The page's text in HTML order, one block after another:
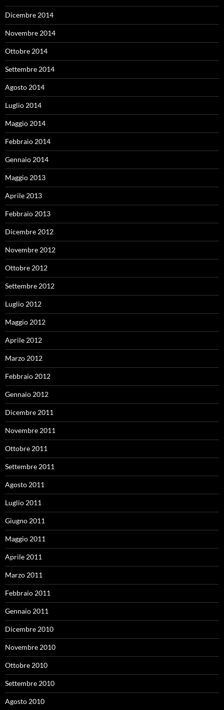
Dicembre 2014
Novembre 2014
Ottobre 2014
Settembre 2014
Agosto 2014
Luglio 2014
Maggio 2014
Febbraio 2014
Gennaio 2014
Maggio 2013
Aprile 2013
Febbraio 2013
Dicembre 2012
Novembre 2012
Ottobre 2012
Settembre 2012
Luglio 2012
Maggio 2012
Aprile 2012
Marzo 2012
Febbraio 2012
Gennaio 2012
Dicembre 2011
Novembre 2011
Ottobre 2011
Settembre 2011
Agosto 2011
Luglio 2011
Giugno 2011
Maggio 2011
Aprile 2011
Marzo 2011
Febbraio 2011
Gennaio 2011
Dicembre 2010
Novembre 2010
Ottobre 2010
Settembre 2010
Agosto 2010